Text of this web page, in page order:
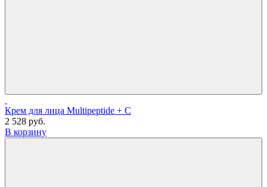
Крем для лица Multipeptide + C
2 528 руб.
В корзину